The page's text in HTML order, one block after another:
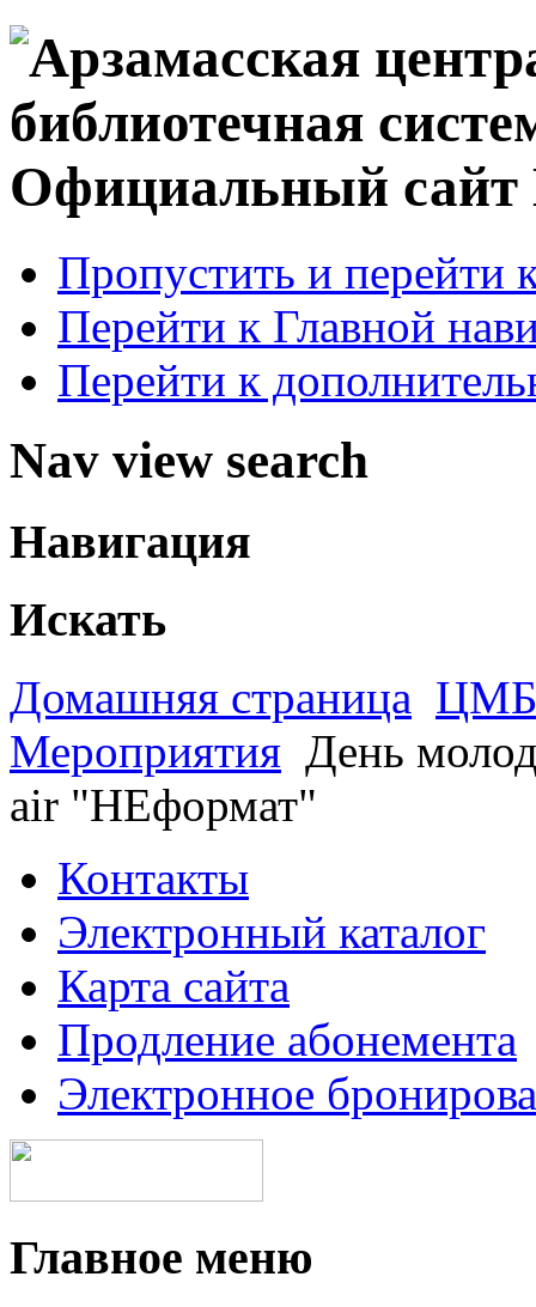
Официальный
Пропустить и перейти
Перейти к Главной
Перейти к
Nav view search
Навигация
Искать
Домашняя страница ЦМБ
Мероприятия День
air "НЕформат"
Контакты
Электронный каталог
Карта сайта
Продление абонемента
Электронное
Главное меню